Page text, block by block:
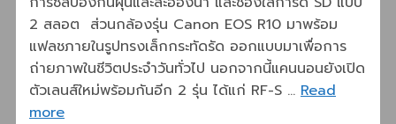
2 สลอต ส่วนกล้องรุ่น Canon EOS R10 มาพร้อม
แฟลชภายในรูปทรงเล็กกระทัดรัด ออกแบบมาเพื่อการ
ถ่ายภาพในชีวิตประจำวันทั่วไป นอกจากนี้แคนนอนยังเปิด
ตัวเลนส์ใหม่พร้อมกันอีก 2 รุ่น ได้แก่ RF-S … Read
more